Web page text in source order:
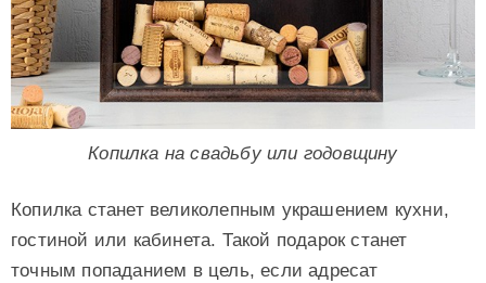
Копилка на свадьбу или годовщину
Копилка станет великолепным украшением кухни,
гостиной или кабинета. Такой подарок станет
точным попаданием в цель, если адресат